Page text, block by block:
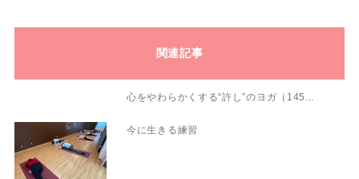
関連記事
心をやわらかくする“許し”のヨガ（145...
今に生きる練習